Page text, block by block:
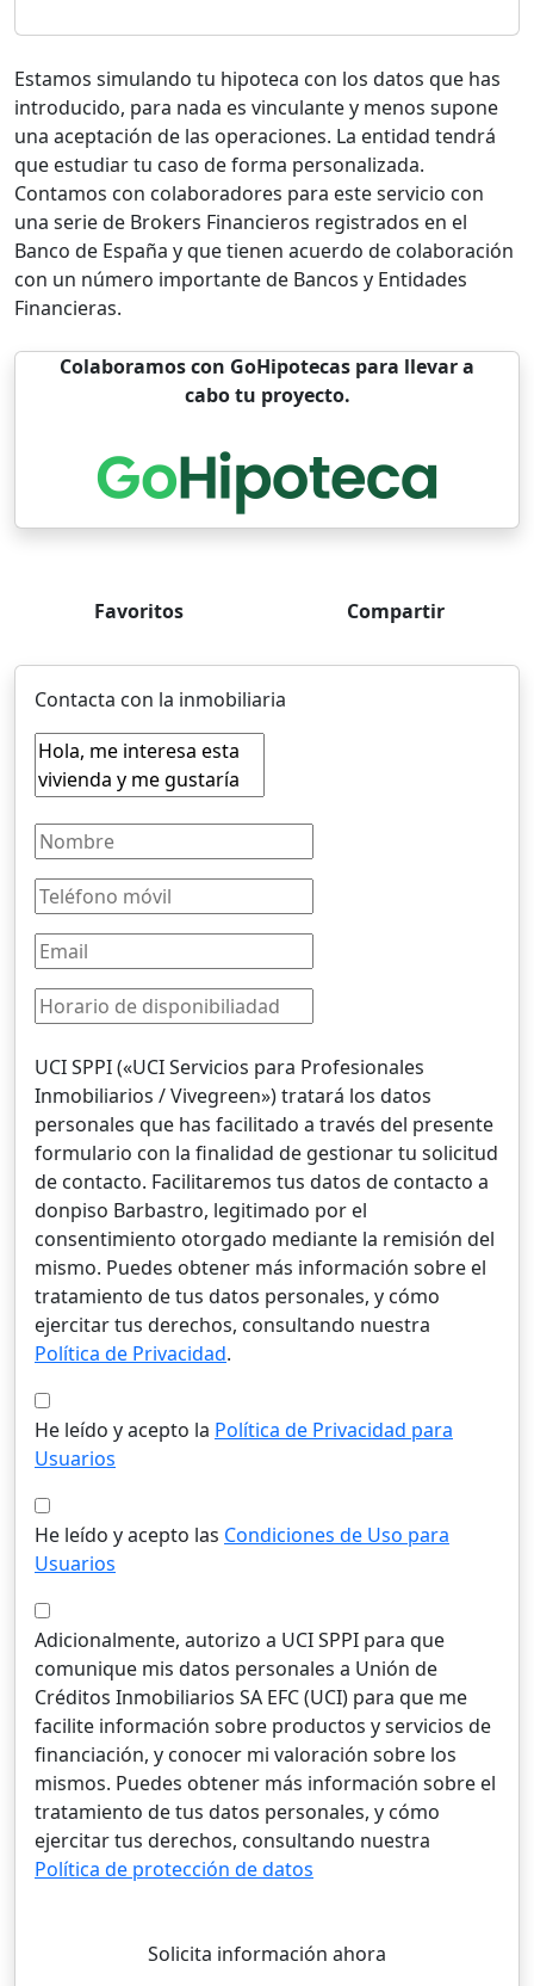
Estamos simulando tu hipoteca con los datos que has
introducido, para nada es vinculante y menos supone
una aceptación de las operaciones. La entidad tendrá
que estudiar tu caso de forma personalizada.
Contamos con colaboradores para este servicio con
una serie de Brokers Financieros registrados en el
Banco de España y que tienen acuerdo de colaboración
con un número importante de Bancos y Entidades
Financieras.
Colaboramos con GoHipotecas para llevar a
cabo tu proyecto.
Favoritos Compartir
Contacta con la inmobiliaria
UCI SPPI («UCI Servicios para Profesionales
Inmobiliarios / Vivegreen») tratará los datos
personales que has facilitado a través del presente
formulario con la finalidad de gestionar tu solicitud
de contacto. Facilitaremos tus datos de contacto a
donpiso Barbastro, legitimado por el
consentimiento otorgado mediante la remisión del
mismo. Puedes obtener más información sobre el
tratamiento de tus datos personales, y cómo
ejercitar tus derechos, consultando nuestra
Política de Privacidad.
He leído y acepto la Política de Privacidad para
Usuarios
He leído y acepto las Condiciones de Uso para
Usuarios
Adicionalmente, autorizo a UCI SPPI para que
comunique mis datos personales a Unión de
Créditos Inmobiliarios SA EFC (UCI) para que me
facilite información sobre productos y servicios de
financiación, y conocer mi valoración sobre los
mismos. Puedes obtener más información sobre el
tratamiento de tus datos personales, y cómo
ejercitar tus derechos, consultando nuestra
Política de protección de datos
Solicita información ahora